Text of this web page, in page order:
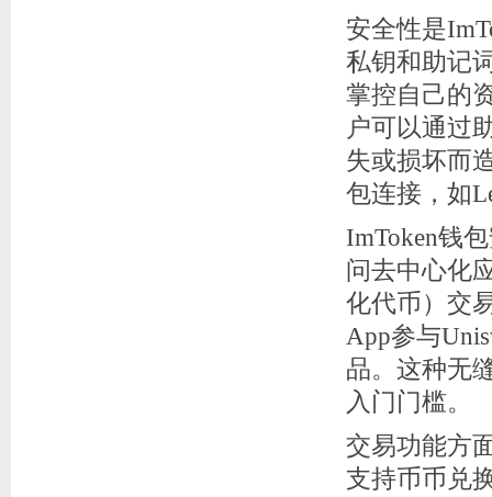
安全性是
私钥和助记
掌控自己的
户可以通过
失或损坏而
包连接，如
ImToken钱
问去中心化
化代币）交
App参与
品。这种无
入门门槛。
交易功能方
支持币币兑